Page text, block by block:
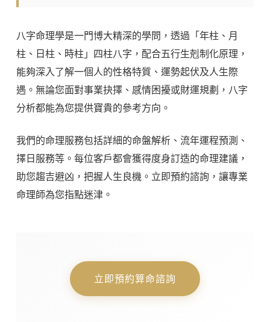
八字命理學是一門博大精深的學問，透過「年柱、月
柱、日柱、時柱」四柱八字，配合五行生剋制化原理，
能夠深入了解一個人的性格特質、運勢起伏及人生際
遇。無論您面對事業抉擇、感情困擾或財運規劃，八字
分析都能為您提供寶貴的參考方向。
我們的命理服務包括詳細的命盤解析、流年運程預測、
擇日服務等。每位客戶都會獲得度身訂造的命理建議，
助您趨吉避凶，把握人生良機。立即預約諮詢，讓專業
命理師為您指點迷津。
立即預約算命諮詢